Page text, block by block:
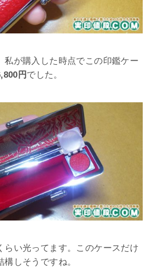
私が購入した時点でこの印鑑ケー
円 でした。
らい光ってます。このケースだけ
しそうですね。